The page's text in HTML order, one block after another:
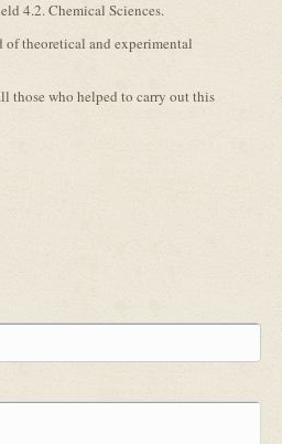
4.2. Chemical Sciences.
of theoretical and experimental
those who helped to carry out this